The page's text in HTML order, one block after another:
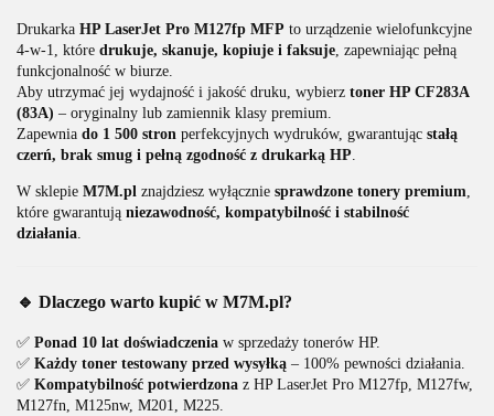
Drukarka HP LaserJet Pro M127fp MFP to urządzenie wielofunkcyjne
4-w-1, które drukuje, skanuje, kopiuje i faksuje , zapewniając pełną
funkcjonalność w biurze.
Aby utrzymać jej wydajność i jakość druku, wybierz toner HP CF283A
(83A) – oryginalny lub zamiennik klasy premium.
Zapewnia do 1 500 stron perfekcyjnych wydruków, gwarantując stałą
czerń, brak smug i pełną zgodność z drukarką HP
W sklepie M7M.pl znajdziesz wyłącznie sprawdzone tonery premium
które gwarantują niezawodność, kompatybilność i stabilność
działania
🔹 Dlaczego warto kupić w M7M.pl?
✅ Ponad 10 lat doświadczenia w sprzedaży tonerów HP.
✅ Każdy toner testowany przed wysyłką – 100% pewności działania.
✅ Kompatybilność potwierdzona z HP LaserJet Pro M127fp, M127fw,
M127fn, M125nw, M201, M225.